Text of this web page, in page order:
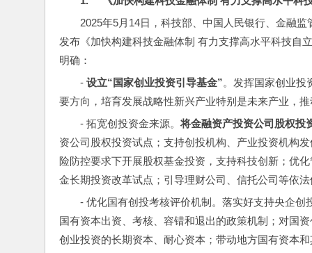
2025年5月14日，科技部、中国人民银行、金融
发布《加快构建科技金融体制 有力支撑高水平科技自
明确：
- 设立“国家创业投资引导基金”。发挥国家创业投
要方向，培育发展战略性新兴产业特别是未来产业，
- 拓宽创投资金来源。将金融资产投资公司股权投
资公司股权投资试点；支持创投机构、产业投资机构
险防控要求下开展股权基金投资，支持科技创新；优
金长期投资改革试点；引导理财公司、信托公司等依法
- 优化国有创投考核评价机制。落实好支持央企
国有资本出资、考核、容错和退出的政策机制；对国
创业投资的长期资本、耐心资本；带动地方国有资本